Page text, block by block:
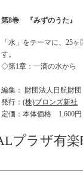
第8巻 『みずのうた
「水」をテーマに、25
す。
◇第1章：一滴の水か
編集： 財団法人日航財団
発行： (株)ブロンズ新社
定価：本体価格
楽町、